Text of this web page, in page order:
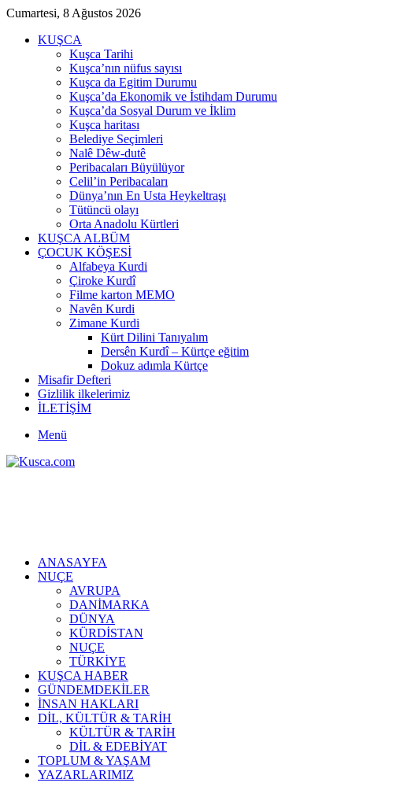
Cumartesi, 8 Ağustos 2026
KUŞCA
Kuşca Tarihi
Kuşca’nın nüfus sayısı
Kuşca da Egitim Durumu
Kuşca’da Ekonomik ve İstihdam Durumu
Kuşca’da Sosyal Durum ve İklim
Kuşca haritası
Belediye Seçimleri
Nalê Dêw-dutê
Peribacaları Büyülüyor
Celil’in Peribacaları
Dünya’nın En Usta Heykeltraşı
Tütüncü olayı
Orta Anadolu Kürtleri
KUŞCA ALBÜM
ÇOCUK KÖŞESİ
Alfabeya Kurdi
Çiroke Kurdî
Filme karton MEMO
Navên Kurdi
Zimane Kurdi
Kürt Dilini Tanıyalım
Dersên Kurdî – Kürtçe eğitim
Dokuz adımla Kürtçe
Misafir Defteri
Gizlilik ilkelerimiz
İLETİŞİM
Menü
ANASAYFA
NUÇE
AVRUPA
DANİMARKA
DÜNYA
KÜRDİSTAN
NUÇE
TÜRKİYE
KUŞCA HABER
GÜNDEMDEKİLER
İNSAN HAKLARI
DİL, KÜLTÜR & TARİH
KÜLTÜR & TARİH
DİL & EDEBİYAT
TOPLUM & YAŞAM
YAZARLARIMIZ